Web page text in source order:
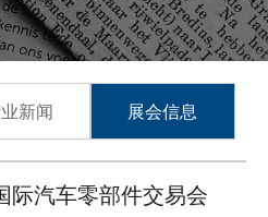
新闻 展会信息
际汽车零部件交易会